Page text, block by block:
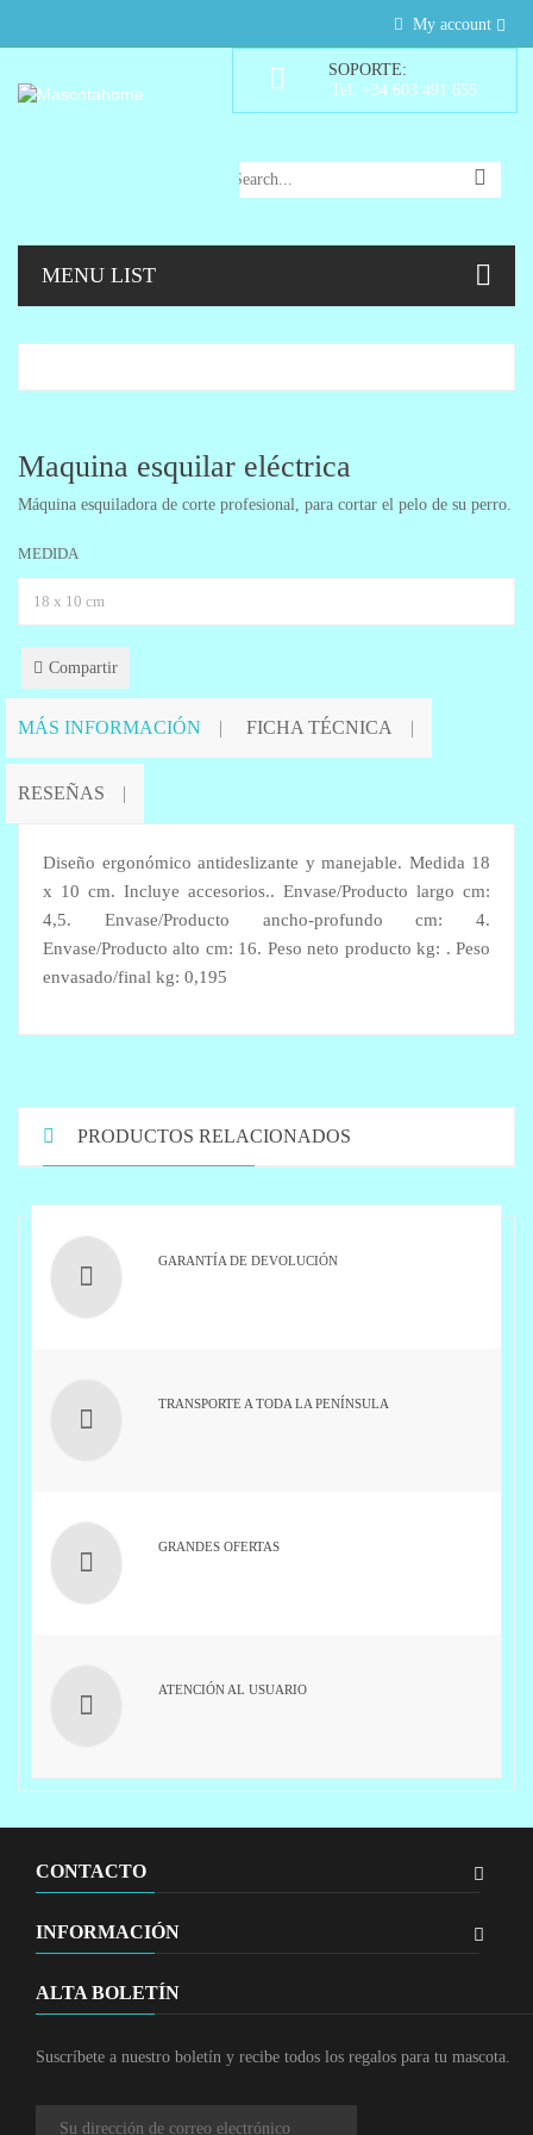
My account
SOPORTE:
Tel: +34 603 491 655
MENU LIST
Maquina esquilar eléctrica
Máquina esquiladora de corte profesional, para cortar el pelo de su perro.
MEDIDA
Compartir
MÁS INFORMACIÓN FICHA TÉCNICA
RESEÑAS
Diseño ergonómico antideslizante y manejable. Medida 18
x 10 cm. Incluye accesorios.. Envase/Producto largo cm:
4,5. Envase/Producto ancho-profundo cm: 4.
Envase/Producto alto cm: 16. Peso neto producto kg: . Peso
envasado/final kg: 0,195
PRODUCTOS RELACIONADOS
GARANTÍA DE DEVOLUCIÓN
TRANSPORTE A TODA LA PENÍNSULA
GRANDES OFERTAS
ATENCIÓN AL USUARIO
CONTACTO
INFORMACIÓN
ALTA BOLETÍN
Suscríbete a nuestro boletín y recibe todos los regalos para tu mascota.